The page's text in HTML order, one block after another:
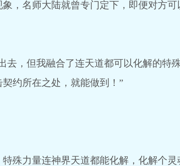
名师大陆就曾专门定下，即便对方可
，但我融合了连天道都可以化解的特
约所在之处，就能做到！”
力量连神界天道都能化解，化解个灵